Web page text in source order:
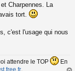
Charpennes. La
tort.
c'est l'usage qui nous
attendre le TOP
En
.